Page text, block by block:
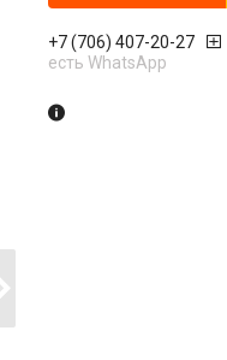
+7 (706) 407-20-27
есть WhatsApp